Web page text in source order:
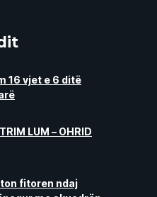
16 vjet e 6 ditë
LUM – OHRID
fitoren ndaj